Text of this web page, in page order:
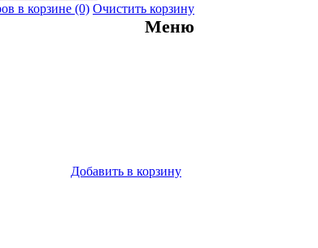
в корзине (0) Очистить корзину
Меню
Добавить в корзину